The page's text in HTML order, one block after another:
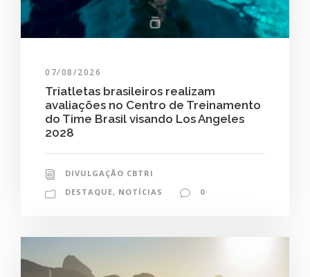
07/08/2026
Triatletas brasileiros realizam
avaliações no Centro de Treinamento
do Time Brasil visando Los Angeles
2028
DIVULGAÇÃO CBTRI
DESTAQUE, NOTÍCIAS 0